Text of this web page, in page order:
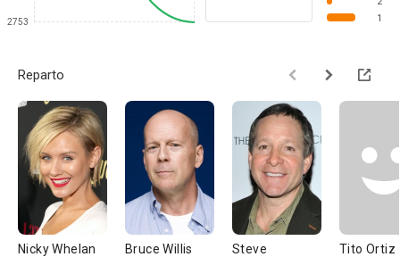
2753
1
Reparto
Nicky Whelan Bruce Willis
Steve
Tito Ortiz